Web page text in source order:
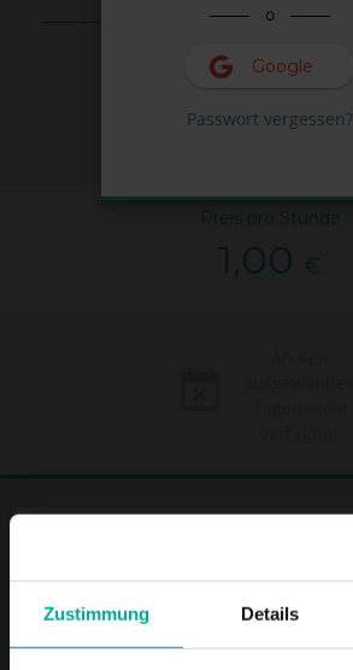
Zustimmung Details
Preis pro Stunde
1,00 €
Kattenbrookstrift 175-177 30539,
WIE
o
Google
Passwort vergessen?